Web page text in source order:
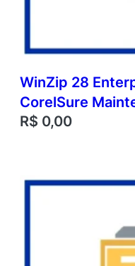
WinZip 28
CorelSure
R$ 0,00